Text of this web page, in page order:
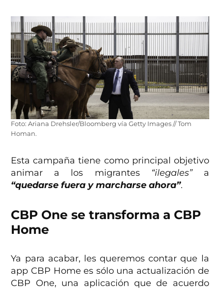
Foto: Ariana Drehsler/Bloomberg vía Getty Images // Tom
Homan.
Esta campaña tiene como principal objetivo
animar a los migrantes
“ilegales”a
“quedarse fuera y marcharse ahora”.
CBP One se transforma a CBP
Home
Ya para acabar, les queremos contar que la
app CBP Home es sólo una actualización de
CBP One, una aplicación que de acuerdo